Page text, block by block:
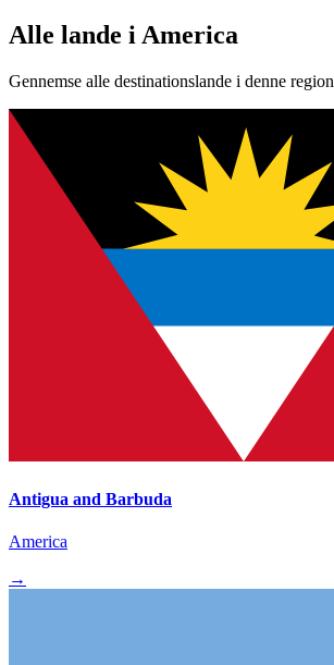
Alle lande i America
Gennemse alle destinationslande i denne region
Antigua and Barbuda
America
→